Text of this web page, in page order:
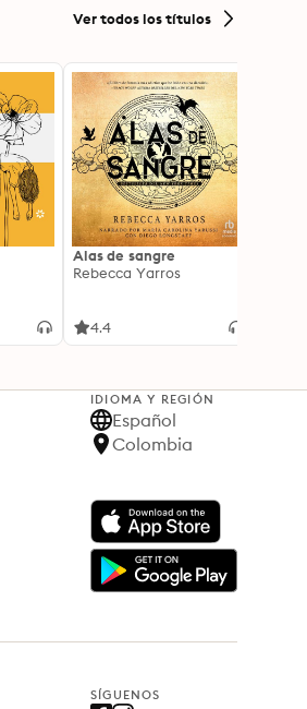
Ver todos los títulos
Alas de sangre
Rebecca Yarros
4.4
IDIOMA Y REGIÓN
Español
Colombia
SÍGUENOS